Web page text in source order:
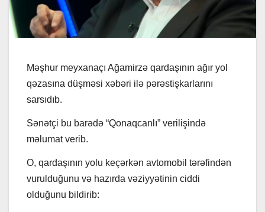
Məşhur meyxanaçı Ağamirzə qardaşının ağır yol
qəzasına düşməsi xəbəri ilə pərəstişkarlarını
sarsıdıb.
Sənətçi bu barədə “Qonaqcanlı” verilişində
məlumat verib.
O, qardaşının yolu keçərkən avtomobil tərəfindən
vurulduğunu və hazırda vəziyyətinin ciddi
olduğunu bildirib: